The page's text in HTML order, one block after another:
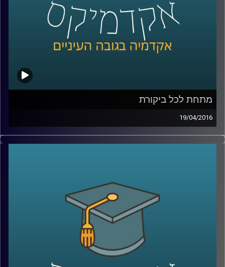
בחירה? האם אתם מאמינים בענישה ומאילו
טעמים? עכשיו– Play!
קרדיט תמונות:AudioVersity
מתחת לכל ביקורת
19/04/2016
אוהבים ביקורת? ביקורתיים כלפי עצמכם או
פרופסור תמר שגיא חוקרת יחסים בין קבוצות,
והפעם מתמקדת בשאלת השפעתה של ביקורת
על הקבוצה המבקרת, על הקבוצה המבוקרת
ועל קבוצות חיצוניות לסכסוך .
AudioVersity